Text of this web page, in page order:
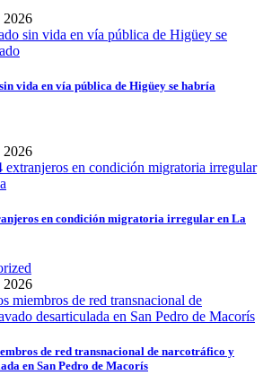
2026
vida en vía pública de Higüey se habría
2026
en condición migratoria irregular en La
2026
de red transnacional de narcotráfico y
en San Pedro de Macorís